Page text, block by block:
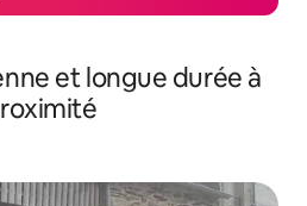
et longue durée à